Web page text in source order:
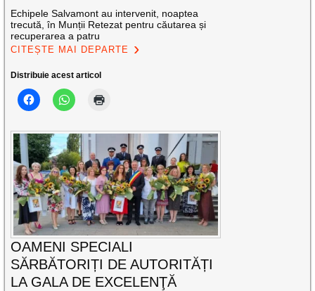
Echipele Salvamont au intervenit, noaptea
trecută, în Munții Retezat pentru căutarea și
recuperarea a patru
CITEȘTE MAI DEPARTE
Distribuie acest articol
OAMENI SPECIALI
SĂRBĂTORIȚI DE AUTORITĂȚI
LA GALA DE EXCELENŢĂ